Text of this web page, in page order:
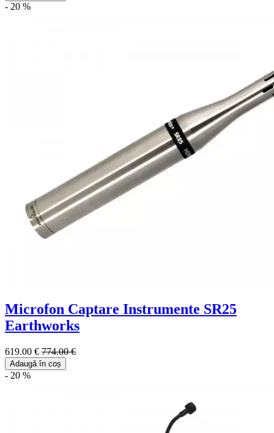
- 20 %
Microfon Captare Instrumente SR25
Earthworks
619.00 € 774.00 €
Adaugă în coș
- 20 %